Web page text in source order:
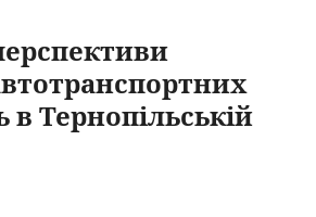
в Тернопільській